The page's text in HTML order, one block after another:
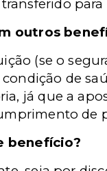
outros
(se o
de
já que a
de
benefício?